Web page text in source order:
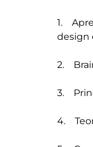
1.
design
2.
3.
4.